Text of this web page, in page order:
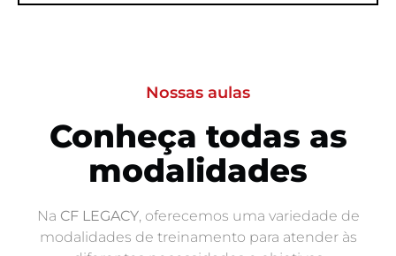
Nossas aulas
Conheça todas as
modalidades
Na CF LEGACY, oferecemos uma variedade de
modalidades de treinamento para atender às